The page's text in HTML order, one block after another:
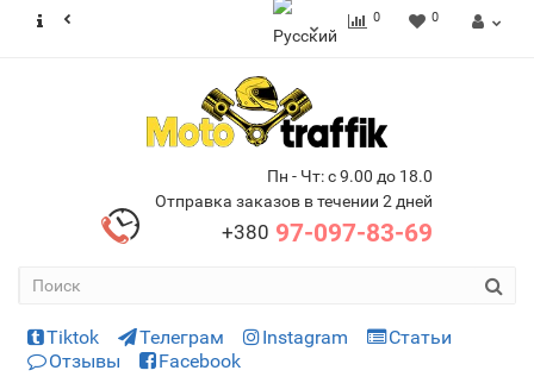
0 0
Пн - Чт: с 9.00 до 18.0
Отправка заказов в течении 2 дней
+380 97-097-83-69
Tiktok Телеграм Instagram
Статьи
Отзывы
Facebook